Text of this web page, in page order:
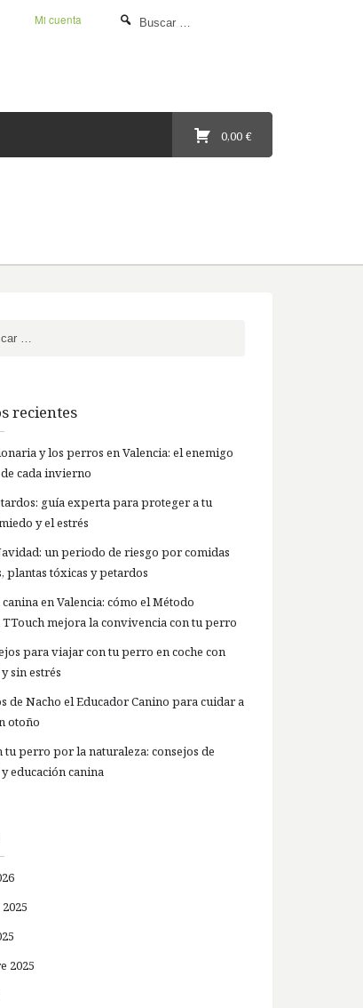
Mi cuenta
0,00 €
recientes
y los perros en Valencia: el enemigo
cada invierno
guía experta para proteger a tu
y el estrés
un periodo de riesgo por comidas
plantas tóxicas y petardos
en Valencia: cómo el Método
mejora la convivencia con tu perro
para viajar con tu perro en coche con
sin estrés
de Nacho el Educador Canino para cuidar a
otoño
tu perro por la naturaleza: consejos de
educación canina
2025